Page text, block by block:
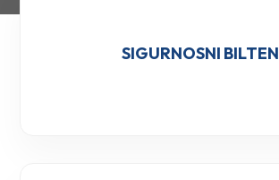
SIGURNOSNI BILTEN